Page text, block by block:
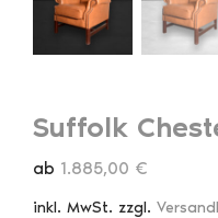
Suffolk
ab 1.885,00 €
inkl. MwSt. zzgl.